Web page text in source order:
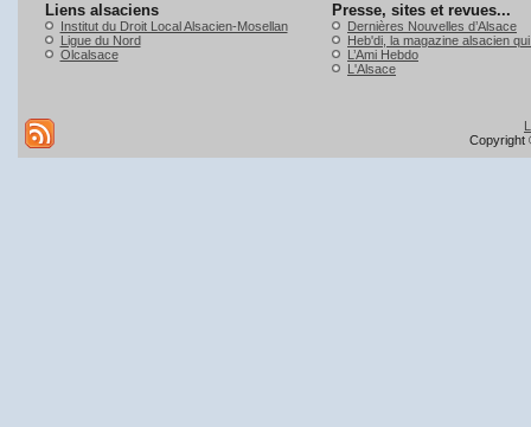
Liens alsaciens
Institut du Droit Local Alsacien-Mosellan
Ligue du Nord
Olcalsace
Presse, sites et revues...
Dernières Nouvelles d’Alsace
Heb'di, la magazine alsacien
L’Ami Hebdo
L'Alsace
Copyright